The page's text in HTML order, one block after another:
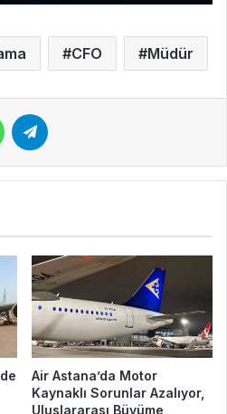
CFO Müdür
WhatsApp
Air Astana’da Motor
Kaynaklı Sorunlar Azalıyor,
Uluslararası Büyüme